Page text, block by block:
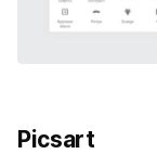
Picsart